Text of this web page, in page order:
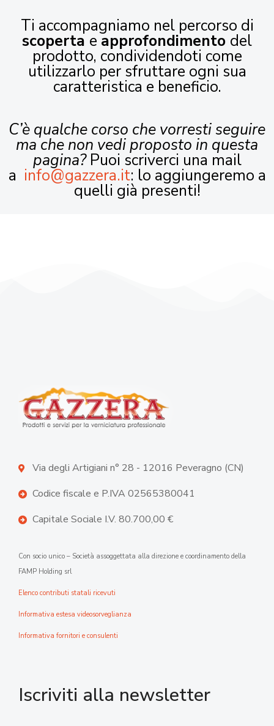
Ti accompagniamo nel percorso di
scoperta e approfondimento del
prodotto, condividendoti come
utilizzarlo per sfruttare ogni sua
caratteristica e beneficio.
C’è qualche corso che vorresti seguire
ma che non vedi proposto in questa
pagina?Puoi scriverci una mail
a info@gazzera.it: lo aggiungeremo a
quelli già presenti!
Via degli Artigiani n° 28 - 12016 Peveragno (CN)
Codice fiscale e P.IVA 02565380041
Capitale Sociale I.V. 80.700,00 €
Con socio unico – Società assoggettata alla direzione e coordinamento della
FAMP Holding srl
Elenco contributi statali ricevuti
Informativa estesa videosorveglianza
Informativa fornitori e consulenti
Iscriviti alla newsletter